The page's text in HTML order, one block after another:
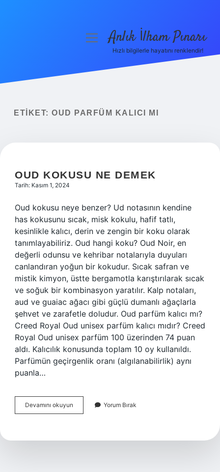
Yasal Uyarı
menüyüAnlık İlham Pınarı
Hızlı bilgilerle hayatını renklendir!
ETIKET: OUD PARFÜM KALICI MI
OUD KOKUSU NE DEMEK
Tarih: Kasım 1, 2024
Oud kokusu neye benzer? Ud notasının kendine
has kokusunu sıcak, misk kokulu, hafif tatlı,
kesinlikle kalıcı, derin ve zengin bir koku olarak
tanımlayabiliriz. Oud hangi koku? Oud Noir, en
değerli odunsu ve kehribar notalarıyla duyuları
canlandıran yoğun bir kokudur. Sıcak safran ve
mistik kimyon, üstte bergamotla karıştırılarak sıcak
ve soğuk bir kombinasyon yaratılır. Kalp notaları,
aud ve guaiac ağacı gibi güçlü dumanlı ağaçlarla
şehvet ve zarafetle doludur. Oud parfüm kalıcı mı?
Creed Royal Oud unisex parfüm kalıcı mıdır? Creed
Royal Oud unisex parfüm 100 üzerinden 74 puan
aldı. Kalıcılık konusunda toplam 10 oy kullanıldı.
Parfümün geçirgenlik oranı (algılanabilirlik) aynı
puanla…
Devamını okuyun
Kokusu
Yorum Bırak